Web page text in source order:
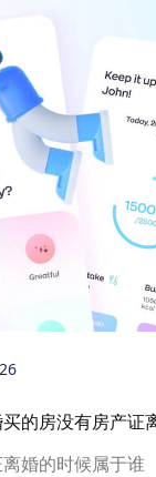
的房没有房产证
婚的时候属于谁